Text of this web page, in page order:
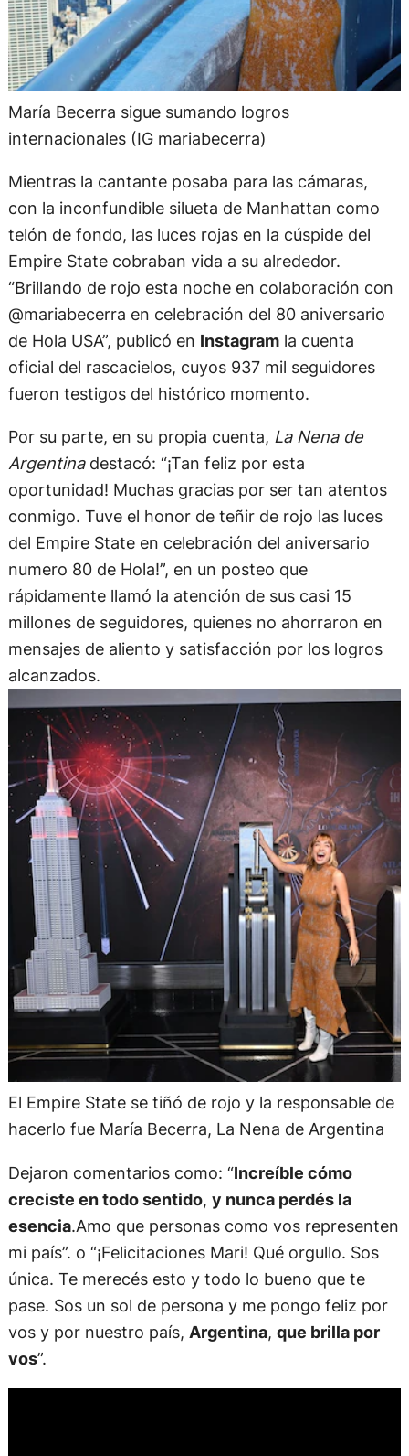
María Becerra sigue sumando logros
internacionales (IG mariabecerra)
Mientras la cantante posaba para las cámaras,
con la inconfundible silueta de Manhattan como
telón de fondo, las luces rojas en la cúspide del
Empire State cobraban vida a su alrededor.
“Brillando de rojo esta noche en colaboración con
@mariabecerra en celebración del 80 aniversario
de Hola USA”, publicó en Instagramla cuenta
oficial del rascacielos, cuyos 937 mil seguidores
fueron testigos del histórico momento.
Por su parte, en su propia cuenta, La Nena de
Argentinadestacó: “¡Tan feliz por esta
oportunidad! Muchas gracias por ser tan atentos
conmigo. Tuve el honor de teñir de rojo las luces
del Empire State en celebración del aniversario
numero 80 de Hola!”, en un posteo que
rápidamente llamó la atención de sus casi 15
millones de seguidores, quienes no ahorraron en
mensajes de aliento y satisfacción por los logros
alcanzados.
El Empire State se tiñó de rojo y la responsable de
hacerlo fue María Becerra, La Nena de Argentina
Dejaron comentarios como: “Increíble cómo
creciste en todo sentido, y nunca perdés la
esencia.Amo que personas como vos representen
mi país”. o “¡Felicitaciones Mari! Qué orgullo. Sos
única. Te merecés esto y todo lo bueno que te
pase. Sos un sol de persona y me pongo feliz por
vos y por nuestro país, Argentina, que brilla por
vos”.